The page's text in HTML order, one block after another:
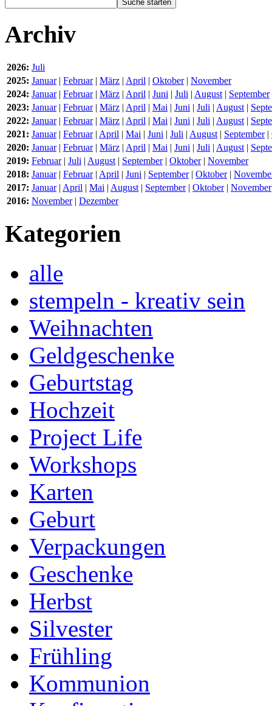
Archiv
2026: Juli
2025: Januar| Februar| März | April | Oktober| November
2024: Januar| Februar| März | April | Juni | Juli | August | September
2023: Januar| Februar| März | April | Mai | Juni | Juli | August |
2022: Januar| Februar| März | April | Mai | Juni | Juli | August |
2021: Januar| Februar| April | Mai | Juni | Juli | August | September|
2020: Januar| Februar| März | April | Mai | Juni | Juli | August |
2019: Februar| Juli | August | September| Oktober| November
2018: Januar| Februar| April | Juni | September| Oktober|
2017: Januar| April | Mai | August | September| Oktober| November
2016: November| Dezember
Kategorien
alle
stempeln - kreativ sein
Weihnachten
Geldgeschenke
Geburtstag
Hochzeit
Project Life
Workshops
Karten
Geburt
Verpackungen
Geschenke
Herbst
Silvester
Frühling
Kommunion